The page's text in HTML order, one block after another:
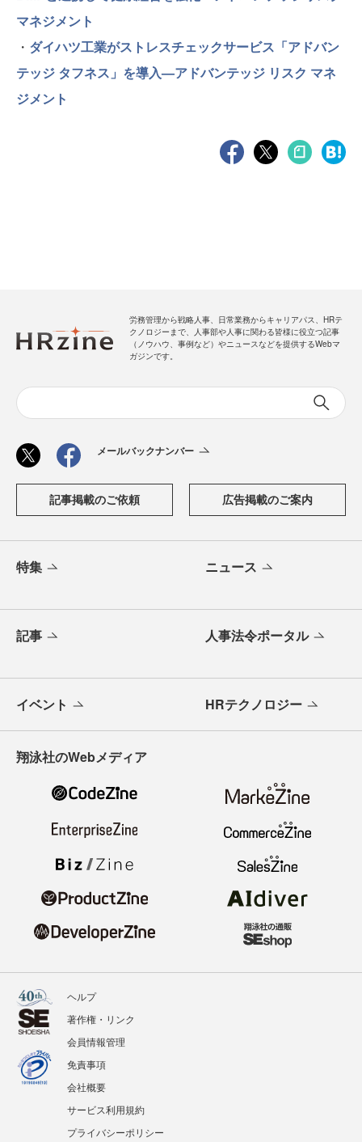
マネジメント
・ ダイハツ工業がストレスチェックサービス「アドバン
テッジ タフネス」を導入—アドバンテッジ リスク マネ
ジメント
労務管理から戦略人事、日常業務からキャリアパス、HRテ
クノロジーまで、人事部や人事に関わる皆様に役立つ記事
（ノウハウ、事例など）やニュースなどを提供するWebマ
ガジンです。
メールバックナンバー
記事掲載のご依頼 広告掲載のご案内
特集 ニュース
記事 人事法令ポータル
イベント HRテクノロジー
翔泳社のWebメディア
ヘルプ
著作権・リンク
会員情報管理
免責事項
会社概要
サービス利用規約
プライバシーポリシー